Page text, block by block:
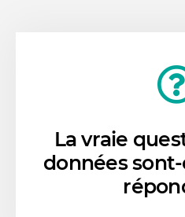
La vraie
données